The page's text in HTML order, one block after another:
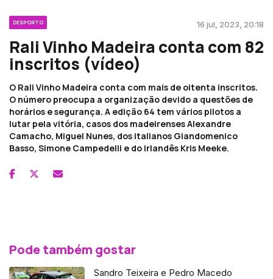
DESPORTO 16 jul, 2023, 20:18
Rali Vinho Madeira conta com 82
inscritos (vídeo)
O Rali Vinho Madeira conta com mais de oitenta inscritos.
O número preocupa a organização devido a questões de
horários e segurança. A edição 64 tem vários pilotos a
lutar pela vitória, casos dos madeirenses Alexandre
Camacho, Miguel Nunes, dos italianos Giandomenico
Basso, Simone Campedelli e do irlandês Kris Meeke.
Pode também gostar
Sandro Teixeira e Pedro Macedo